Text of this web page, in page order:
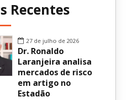
Jovem – FOLIA
Recentes
27 de julho de 2026
Dr. Ronaldo
Laranjeira analisa
mercados de risco
em artigo no
Estadão